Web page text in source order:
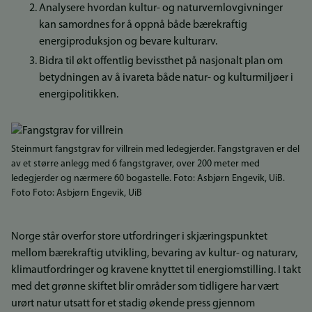
Analysere hvordan kultur- og naturvernlovgivninger
kan samordnes for å oppnå både bærekraftig
energiproduksjon og bevare kulturarv.
Bidra til økt offentlig bevissthet på nasjonalt plan om
betydningen av å ivareta både natur- og kulturmiljøer i
energipolitikken.
Steinmurt fangstgrav for villrein med ledegjerder. Fangstgraven er del
av et større anlegg med 6 fangstgraver, over 200 meter med
ledegjerder og nærmere 60 bogastelle. Foto: Asbjørn Engevik, UiB.
Foto Foto: Asbjørn Engevik, UiB
Norge står overfor store utfordringer i skjæringspunktet
mellom bærekraftig utvikling, bevaring av kultur- og naturarv,
klimautfordringer og kravene knyttet til energiomstilling. I takt
med det grønne skiftet blir områder som tidligere har vært
urørt natur utsatt for et stadig økende press gjennom